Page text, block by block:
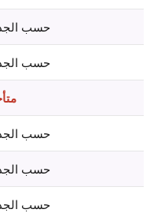
حسب
حسب
حسب
حسب
حسب